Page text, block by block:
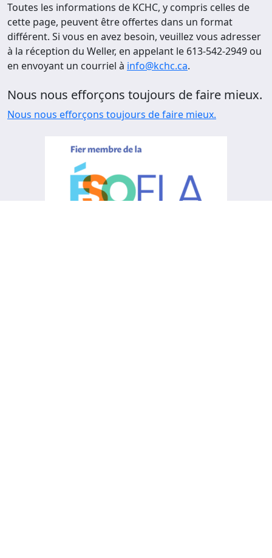
Toutes les informations de KCHC, y compris celles de
cette page, peuvent être offertes dans un format
différent. Si vous en avez besoin, veuillez vous adresser
à la réception du Weller, en appelant le 613-542-2949 ou
en envoyant un courriel à info@kchc.ca.
Nous nous efforçons toujours de faire mieux.
Nous nous efforçons toujours de faire mieux.